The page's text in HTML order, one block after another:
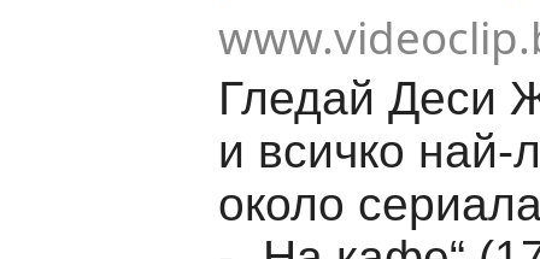
Гледай Деси
и всичко най-
около